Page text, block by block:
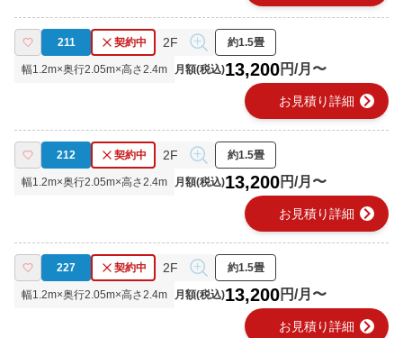
211 契約中 2F 約1.5畳
幅1.2m×奥行2.05m×高さ2.4m 月額(税込)13,200円/月〜
お見積り詳細 chevron_right
212 契約中 2F 約1.5畳
幅1.2m×奥行2.05m×高さ2.4m 月額(税込)13,200円/月〜
お見積り詳細 chevron_right
227 契約中 2F 約1.5畳
幅1.2m×奥行2.05m×高さ2.4m 月額(税込)13,200円/月〜
お見積り詳細 chevron_right